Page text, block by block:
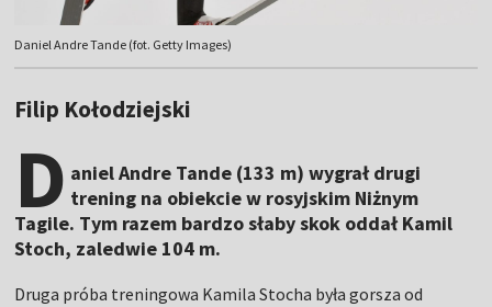
Daniel Andre Tande (fot. Getty Images)
Filip Kołodziejski
D aniel Andre Tande (133 m) wygrał drugi
trening na obiekcie w rosyjskim Niżnym
Tagile. Tym razem bardzo słaby skok oddał Kamil
Stoch, zaledwie 104 m.
Druga próba treningowa Kamila Stocha była gorsza od